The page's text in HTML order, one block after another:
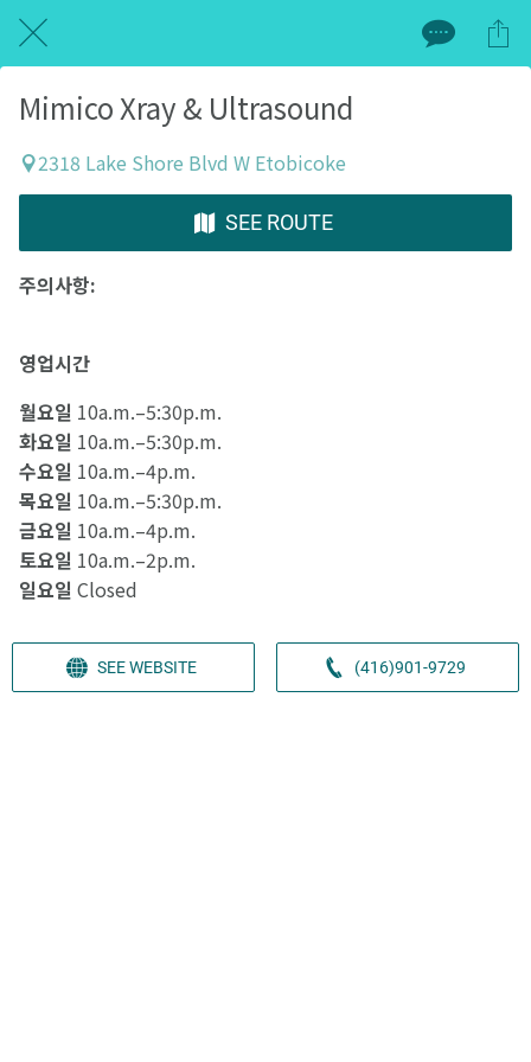
Mimico Xray & Ultrasound
2318 Lake Shore Blvd W Etobicoke
SEE ROUTE
주의사항:
영업시간
월요일 10a.m.–5:30p.m.
화요일 10a.m.–5:30p.m.
수요일 10a.m.–4p.m.
목요일 10a.m.–5:30p.m.
금요일 10a.m.–4p.m.
토요일 10a.m.–2p.m.
일요일 Closed
SEE WEBSITE (416)901-9729